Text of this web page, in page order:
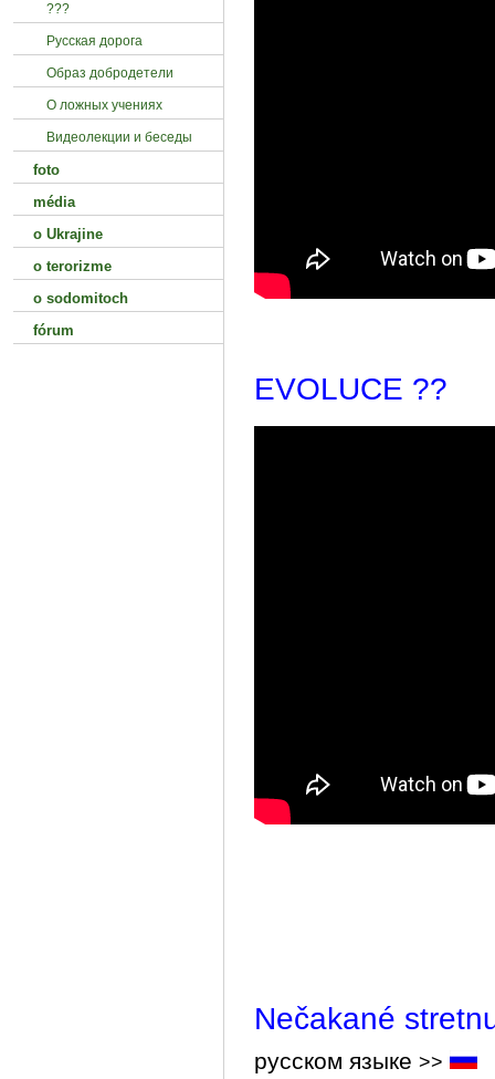
EVOLUCE ??
Nečakané
русском языке >>
???
Русская дорога
Образ добродетели
О ложных учениях
Видеолекции и беседы
foto
média
o Ukrajine
o terorizme
o sodomitoch
fórum